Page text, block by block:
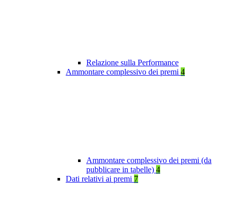
Relazione sulla Performance
Ammontare complessivo dei premi 4
Ammontare complessivo dei premi (da
pubblicare in tabelle) 4
Dati relativi ai premi 7